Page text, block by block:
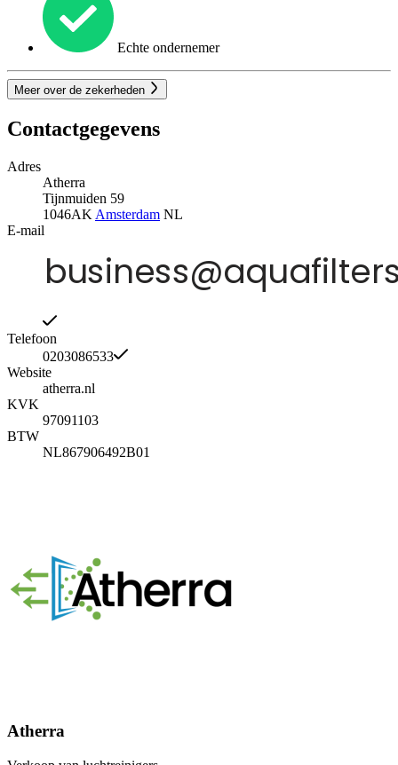
Echte ondernemer
Meer over de zekerheden
Contactgegevens
Adres
Atherra
Tijnmuiden 59
1046AK Amsterdam NL
E-mail
Telefoon
0203086533
Website
atherra.nl
KVK
97091103
BTW
NL867906492B01
Atherra